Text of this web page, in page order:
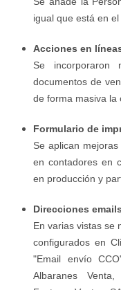
igual que está en
Acciones en
Se
documentos de
de forma masiva la
Formulario de
Se aplican
en contadores en
en producción y
Direcciones
En varias vistas se
configurados en
"Email envío
Albaranes